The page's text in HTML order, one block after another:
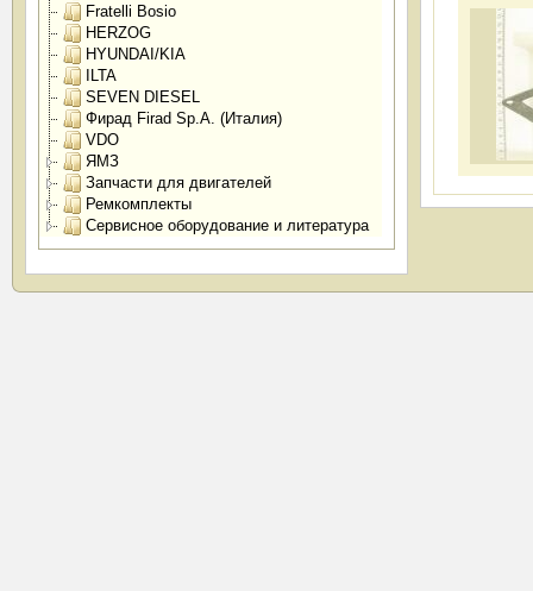
Fratelli Bosio
HERZOG
HYUNDAI/KIA
ILTA
SEVEN DIESEL
Фирад Firad Sp.A. (Италия)
VDO
ЯМЗ
Запчасти для двигателей
Ремкомплекты
Сервисное оборудование и литература